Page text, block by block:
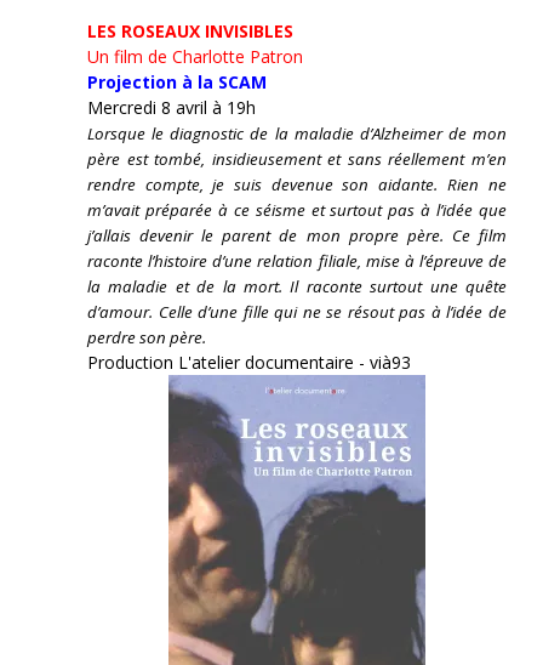
LES ROSEAUX INVISIBLES
Un film de Charlotte Patron
Projection à la SCAM
Mercredi 8 avril à 19h
Lorsque le diagnostic de la maladie d’Alzheimer de mon
père est tombé, insidieusement et sans réellement m’en
rendre compte, je suis devenue son aidante. Rien ne
m’avait préparée à ce séisme et surtout pas à l’idée que
j’allais devenir le parent de mon propre père. Ce film
raconte l’histoire d’une relation filiale, mise à l’épreuve de
la maladie et de la mort. Il raconte surtout une quête
d’amour. Celle d’une fille qui ne se résout pas à l’idée de
perdre son père.
Production L'atelier documentaire - vià93